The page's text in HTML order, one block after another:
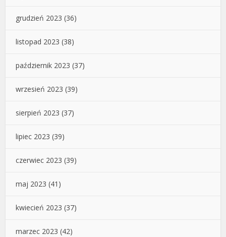
grudzień 2023 (36)
listopad 2023 (38)
październik 2023 (37)
wrzesień 2023 (39)
sierpień 2023 (37)
lipiec 2023 (39)
czerwiec 2023 (39)
maj 2023 (41)
kwiecień 2023 (37)
marzec 2023 (42)